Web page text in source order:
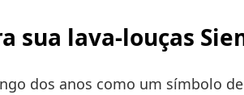
sua lava-louças
dos anos como um símbolo